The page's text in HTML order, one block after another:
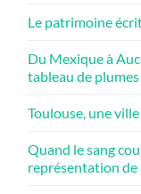
Le patrimoine
Du Mexique à
tableau de plumes
Toulouse, une
Quand le sang
représentation de